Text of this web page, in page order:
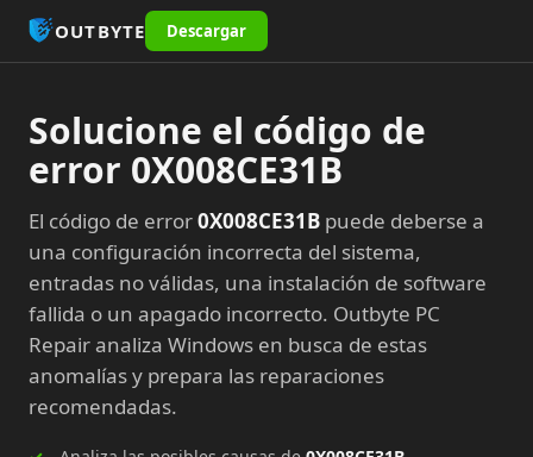
OUTBYTE Descargar
Solucione el código de
error 0X008CE31B
El código de error0X008CE31B puede deberse a
una configuración incorrecta del sistema,
entradas no válidas, una instalación de software
fallida o un apagado incorrecto. Outbyte PC
Repair analiza Windows en busca de estas
anomalías y prepara las reparaciones
recomendadas.